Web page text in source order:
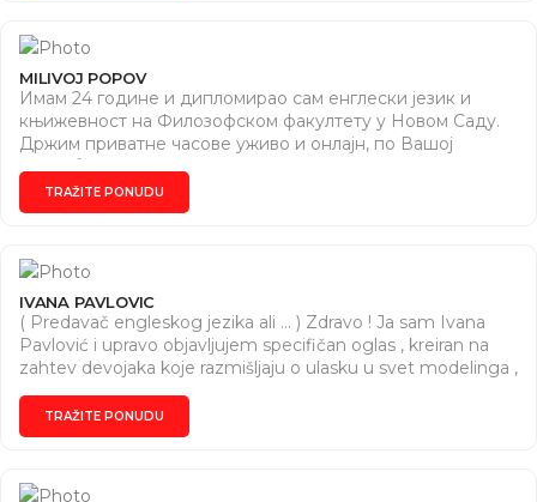
MILIVOJ POPOV
Имам 24 године и дипломирао сам енглески језик и
књижевност на Филозофском факултету у Новом Саду.
Држим приватне часове уживо и онлајн, по Вашој
потреби и захтеву.
TRAŽITE PONUDU
IVANA PAVLOVIC
( Predavač engleskog jezika ali … ) Zdravo ! Ja sam Ivana
Pavlović i upravo objavljujem specifičan oglas , kreiran na
zahtev devojaka koje razmišljaju o ulasku u svet modelinga ,
upisivanja na FDU ili teže ka prijavljivanju na izbor za Miss …
Kao neko ko je deset godina proveo u pripremama ,
istraživanjima i izgradnji kontakata vezanih za sve tri
razgovoru sa Vama i Vašim detetom , odgovoriću Vam na
TRAŽITE PONUDU